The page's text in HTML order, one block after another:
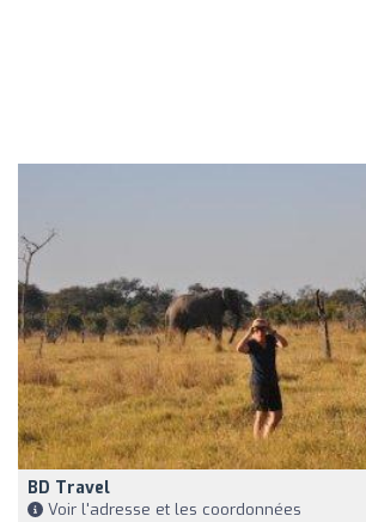
BD Travel
Voir l'adresse et les coordonnées